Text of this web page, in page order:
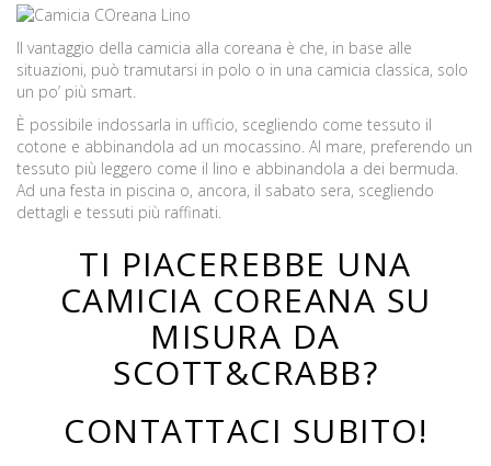
Il vantaggio della camicia alla coreana è che, in base alle
situazioni, può tramutarsi in polo o in una camicia classica, solo
un po’ più smart.
È possibile indossarla in ufficio, scegliendo come tessuto il
cotone e abbinandola ad un mocassino. Al mare, preferendo un
tessuto più leggero come il lino e abbinandola a dei bermuda.
Ad una festa in piscina o, ancora, il sabato sera, scegliendo
dettagli e tessuti più raffinati.
TI PIACEREBBE UNA
CAMICIA COREANA SU
MISURA DA
SCOTT&CRABB?
CONTATTACI SUBITO!